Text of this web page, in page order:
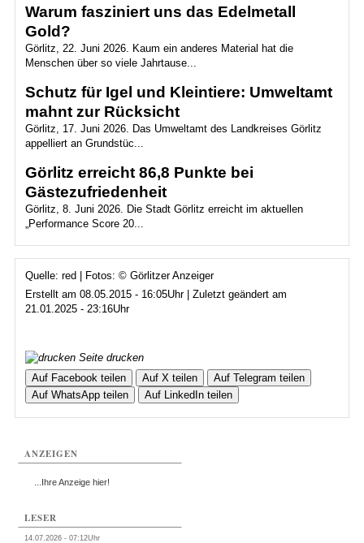
Warum fasziniert uns das Edelmetall
Gold?
Görlitz, 22. Juni 2026. Kaum ein anderes Material hat die
Menschen über so viele Jahrtause...
Schutz für Igel und Kleintiere: Umweltamt
mahnt zur Rücksicht
Görlitz, 17. Juni 2026. Das Umweltamt des Landkreises Görlitz
appelliert an Grundstüc...
Görlitz erreicht 86,8 Punkte bei
Gästezufriedenheit
Görlitz, 8. Juni 2026. Die Stadt Görlitz erreicht im aktuellen
„Performance Score 20...
Quelle: red | Fotos: © Görlitzer Anzeiger
Erstellt am 08.05.2015 - 16:05Uhr | Zuletzt geändert am
21.01.2025 - 23:16Uhr
Seite drucken
Auf Facebook teilen
Auf X teilen
Auf Telegram teilen
Auf WhatsApp teilen
Auf LinkedIn teilen
ANZEIGEN
...Ihre Anzeige hier!
LESER
14.07.2026 - 07:12Uhr